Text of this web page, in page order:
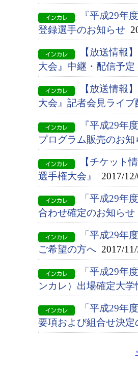
『平成29年
登録選手のお知らせ
【放送情報
大会』中継・配信予定
【放送情報
大会』記者会見ライ
『平成29年
プログラム販売のお知
【チケット
選手権大会』
2017/
「平成29年
合わせ確定のお知らせ
「平成29年
ご希望の方へ 2017/
「平成29年
ンカレ）出場確定大学
「平成29年
要項および組合せ決定